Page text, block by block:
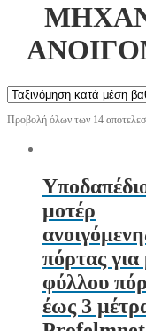
Προβολή όλων των 14
μοτέρ
πόρτας
φύλλου
έως 3